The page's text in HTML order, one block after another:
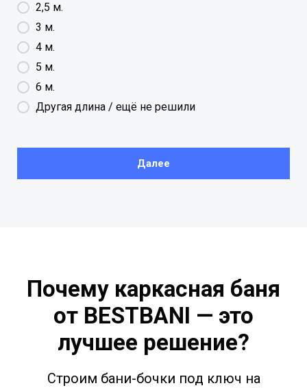
2,5 м.
3 м.
4 м.
5 м.
6 м.
Другая длина / ещё не решили
Далее
Почему каркасная баня
от BESTBANI — это
лучшее решение?
Строим бани-бочки под ключ на